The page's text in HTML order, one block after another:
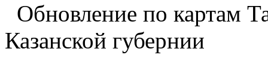
Обновление по картам
Казанской губернии